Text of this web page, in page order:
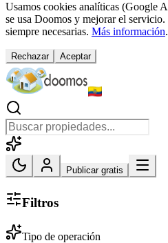
Usamos cookies analíticas (Google
se usa Doomos y mejorar el
siempre necesarias. Más información.
Rechazar Aceptar
Publicar gratis
Filtros
Tipo de operación